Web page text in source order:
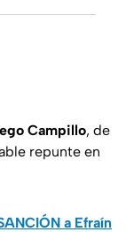
Campillo, de
repunte en
a Efraín